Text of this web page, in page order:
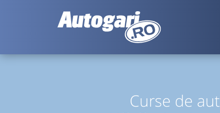
Curse de